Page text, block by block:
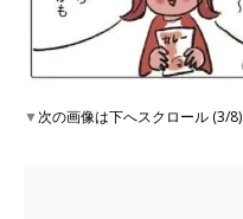
▼次の画像は下へスクロール (3/8)